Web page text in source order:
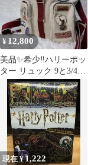
¥ 12,800
美品✨希少‼️ハリーポッ
ター リュック 9と3/4番
線
現在 ¥1,222